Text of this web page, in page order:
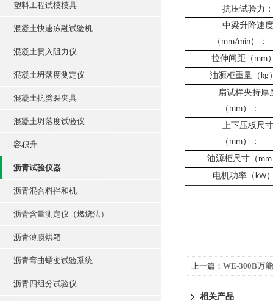
塑料工程试模模具
混凝土快速冻融试验机
混凝土贯入阻力仪
混凝土坍落度测定仪
混凝土抗劈裂夹具
混凝土坍落度试验仪
容积升
沥青试验仪器
沥青混合料拌和机
沥青含量测定仪（燃烧法）
沥青薄膜烘箱
沥青弯曲蠕变试验系统
沥青四组分试验仪
抗压试验力：
中梁升降速度
（ mm/min）：
拉伸间距（ mm
油源柜重量（kg
扁试样夹持厚
（ mm）：
上下压板尺寸
（ mm）：
油源柜尺寸（ mm
电机功率（kW
上一篇： WE-300B万
相关产品